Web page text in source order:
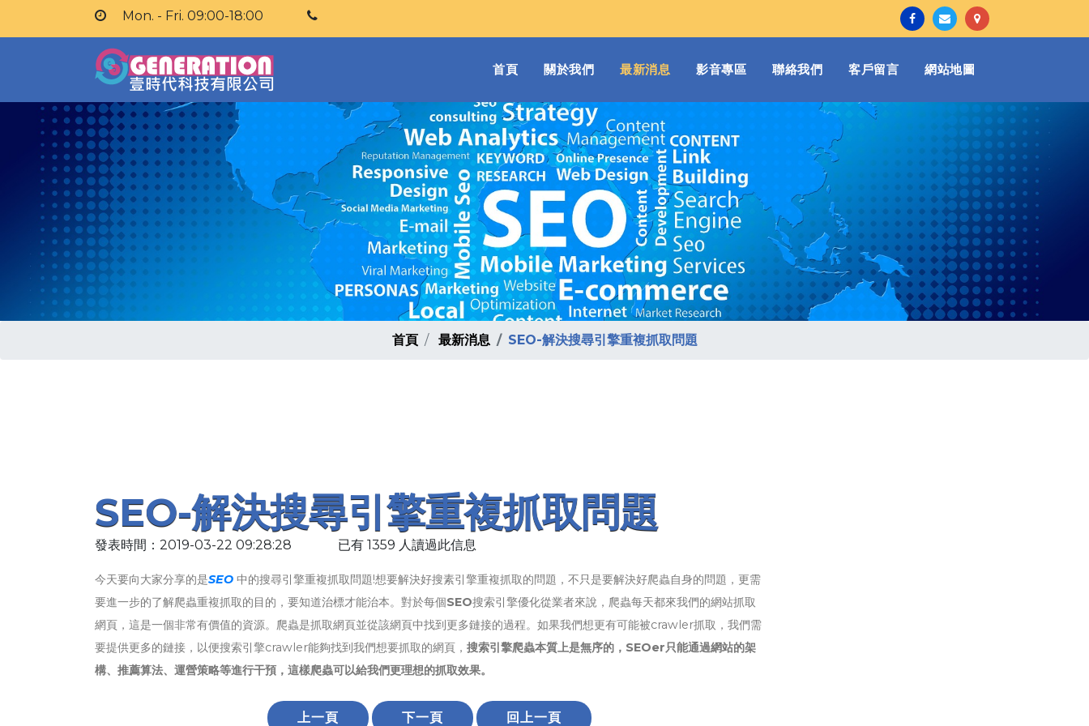
Mon. - Fri. 09:00-18:00
首頁(current)
關於我們 最新消息 影音專區 聯絡我們 客戶留言 網站地圖
首頁 最新消息 SEO-解決搜尋引擎重複抓取問題
SEO-解決搜尋引擎重複抓取問題
發表時間：2019-03-22 09:28:28 已有 1359 人讀過此信息
今天要向大家分享的是SEO 中的搜尋引擎重複抓取問題!想要解決好搜素引擎重複抓取的問題，不只是要解決好爬蟲自身的問題，更需
要進一步的了解爬蟲重複抓取的目的，要知道治標才能治本。對於每個SEO搜索引擎優化從業者來說，爬蟲每天都來我們的網站抓取
網頁，這是一個非常有價值的資源。爬蟲是抓取網頁並從該網頁中找到更多鏈接的過程。如果我們想更有可能被crawler抓取，我們需
要提供更多的鏈接，以便搜索引擎crawler能夠找到我們想要抓取的網頁， 搜索引擎爬蟲本質上是無序的，SEOer只能通過網站的架
構、推薦算法、運營策略等進行干預，這樣爬蟲可以給我們更理想的抓取效果。
上一頁 下一頁 回上一頁